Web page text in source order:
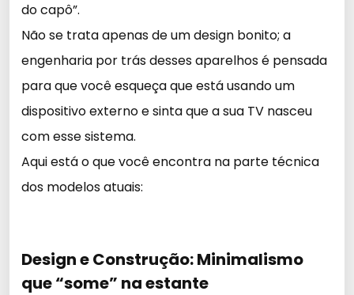
do capô”.
Não se trata apenas de um design bonito; a
engenharia por trás desses aparelhos é pensada
para que você esqueça que está usando um
dispositivo externo e sinta que a sua TV nasceu
com esse sistema.
Aqui está o que você encontra na parte técnica
dos modelos atuais:
Design e Construção: Minimalismo
que “some” na estante